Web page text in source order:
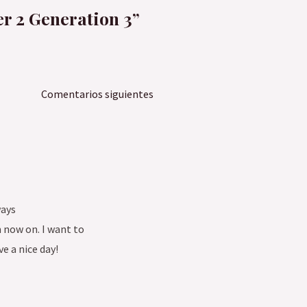
2 Generation 3”
Comentarios siguientes
on. I want to
a nice day!